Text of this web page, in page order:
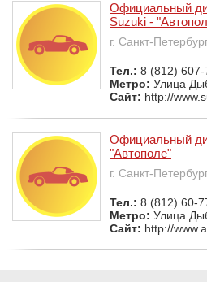
Официальный
Suzuki -
г. Санкт-
Тел.: 8 (812) 607-
Метро: Улица
Сайт: http://
Официальный
"Автополе"
г. Санкт-
Тел.: 8 (812) 60-
Метро: Улица
Сайт: http://